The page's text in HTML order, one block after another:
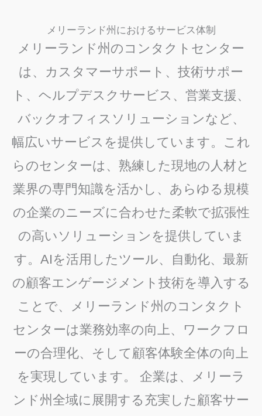
メリーランド州におけるサービス体制
メリーランド州のコンタクトセンター
は、カスタマーサポート、技術サポー
ト、ヘルプデスクサービス、営業支援、
バックオフィスソリューションなど、
幅広いサービスを提供しています。これ
らのセンターは、熟練した現地の人材と
業界の専門知識を活かし、あらゆる規模
の企業のニーズに合わせた柔軟で拡張性
の高いソリューションを提供していま
す。AIを活用したツール、自動化、最新
の顧客エンゲージメント技術を導入する
ことで、メリーランド州のコンタクト
センターは業務効率の向上、ワークフロ
ーの合理化、そして顧客体験全体の向上
を実現しています。 企業は、メリーラ
ンド州全域に展開する充実した顧客サー